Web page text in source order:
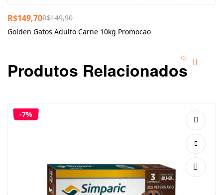
R$149,90
R$149,70
Golden Gatos Adulto Carne 10kg Promocao
Produtos Relacionados
-7%